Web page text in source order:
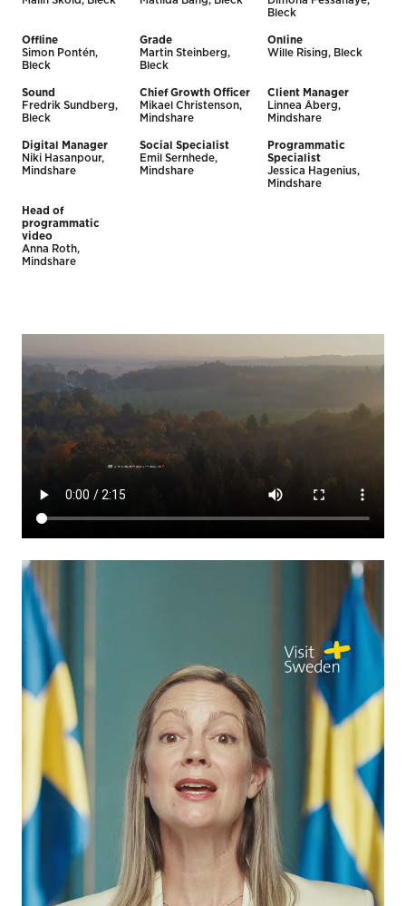
Bleck
Offline
Simon Pontén,
Bleck
Grade
Martin Steinberg,
Bleck
Online
Wille Rising, Bleck
Sound
Fredrik Sundberg,
Bleck
Chief Growth Officer
Mikael Christenson,
Mindshare
Client Manager
Linnea Åberg,
Mindshare
Digital Manager
Niki Hasanpour,
Mindshare
Social Specialist
Emil Sernhede,
Mindshare
Programmatic
Specialist
Jessica Hagenius,
Mindshare
Head of
programmatic
video
Anna Roth,
Mindshare